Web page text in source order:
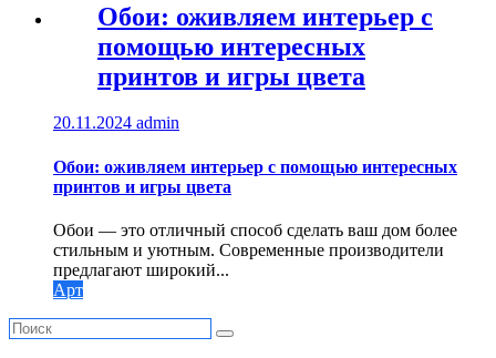
Обои: оживляем интерьер с
помощью интересных
принтов и игры цвета
20.11.2024 admin
Обои: оживляем интерьер с помощью интересных
принтов и игры цвета
Обои — это отличный способ сделать ваш дом более
стильным и уютным. Современные производители
предлагают широкий...
Арт